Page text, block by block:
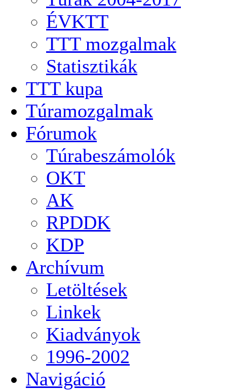
ÉVKTT
TTT mozgalmak
Statisztikák
TTT kupa
Túramozgalmak
Fórumok
Túrabeszámolók
OKT
AK
RPDDK
KDP
Archívum
Letöltések
Linkek
Kiadványok
1996-2002
Navigáció